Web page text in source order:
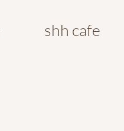
shh cafe